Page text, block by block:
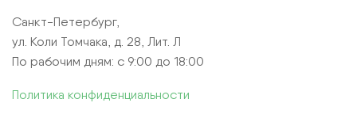
Санкт-Петербург,
ул. Коли Томчака, д. 28, Лит. Л
По рабочим дням: с 9:00 до 18:00
Политика конфиденциальности